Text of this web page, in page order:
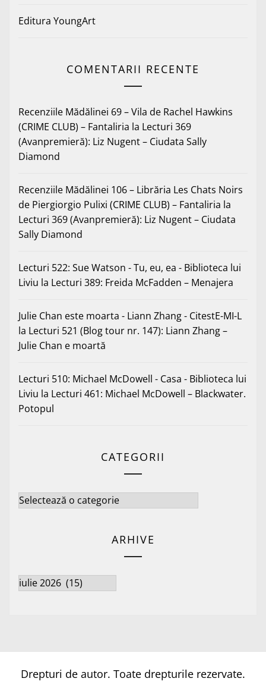
Editura YoungArt
COMENTARII RECENTE
Recenziile Mădălinei 69 – Vila de Rachel Hawkins
(CRIME CLUB) – Fantaliria la Lecturi 369
(Avanpremieră): Liz Nugent – Ciudata Sally
Diamond
Recenziile Mădălinei 106 – Librăria Les Chats Noirs
de Piergiorgio Pulixi (CRIME CLUB) – Fantaliria la
Lecturi 369 (Avanpremieră): Liz Nugent – Ciudata
Sally Diamond
Lecturi 522: Sue Watson - Tu, eu, ea - Biblioteca lui
Liviu la Lecturi 389: Freida McFadden – Menajera
Julie Chan este moarta - Liann Zhang - CitestE-MI-L
la Lecturi 521 (Blog tour nr. 147): Liann Zhang –
Julie Chan e moartă
Lecturi 510: Michael McDowell - Casa - Biblioteca lui
Liviu la Lecturi 461: Michael McDowell – Blackwater.
Potopul
CATEGORII
Categorii
ARHIVE
Arhive
Drepturi de autor. Toate drepturile rezervate.